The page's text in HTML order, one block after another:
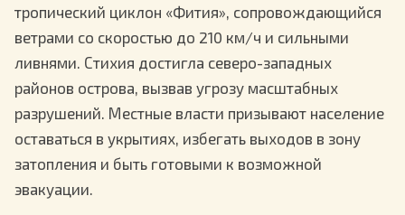
тропический циклон «Фития», сопровождающийся
ветрами со скоростью до 210 км/ч и сильными
ливнями. Стихия достигла северо-западных
районов острова, вызвав угрозу масштабных
разрушений. Местные власти призывают население
оставаться в укрытиях, избегать выходов в зону
затопления и быть готовыми к возможной
эвакуации.